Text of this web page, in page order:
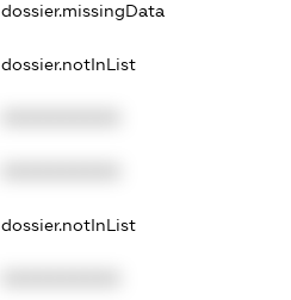
dossier.missingData
dossier.notInList
dossier.notInList